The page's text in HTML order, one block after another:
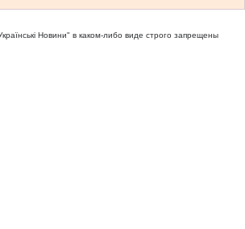
Новини" в каком-либо виде строго запрещены